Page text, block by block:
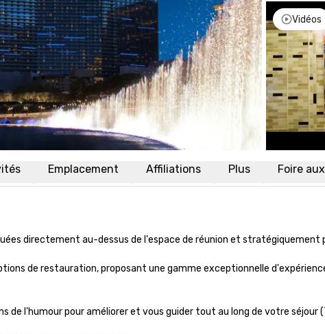
Vidéos
Emplacement Affiliations Plus Foire
directement au-dessus de l'espace de réunion et
de restauration, proposant une gamme exceptionnelle
l'humour pour améliorer et vous guider tout au long de votre séjour